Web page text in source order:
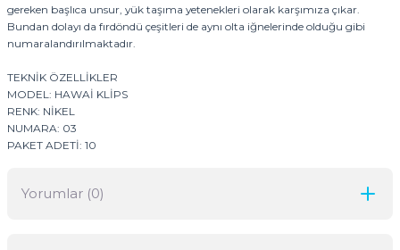
gereken başlıca unsur, yük taşıma yetenekleri olarak karşımıza çıkar.
Bundan dolayı da fırdöndü çeşitleri de aynı olta iğnelerinde olduğu gibi
numaralandırılmaktadır.
TEKNİK ÖZELLİKLER
MODEL: HAWAİ KLİPS
RENK: NİKEL
NUMARA: 03
PAKET ADETİ: 10
Yorumlar (0)